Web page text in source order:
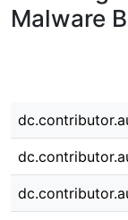
Leitlinien
Zurück zur
Malware